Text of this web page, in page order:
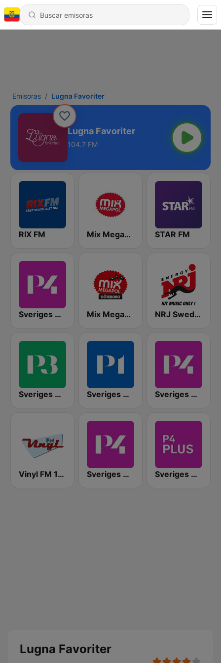
Emisoras Lugna Favoriter
Lugna Favoriter
104.7 FM
RIX FM Mix Megapol STAR FM
Sveriges Radio P4 Stockholm Mix Megapol Göteborg NRJ Sweden
Sveriges Radio P3 Sveriges Radio P1 Sveriges Radio P4 Malmöhus
Vinyl FM 107 Sveriges Radio P4 Göteborg Sveriges Radio P4 Plus
Lugna Favoriter